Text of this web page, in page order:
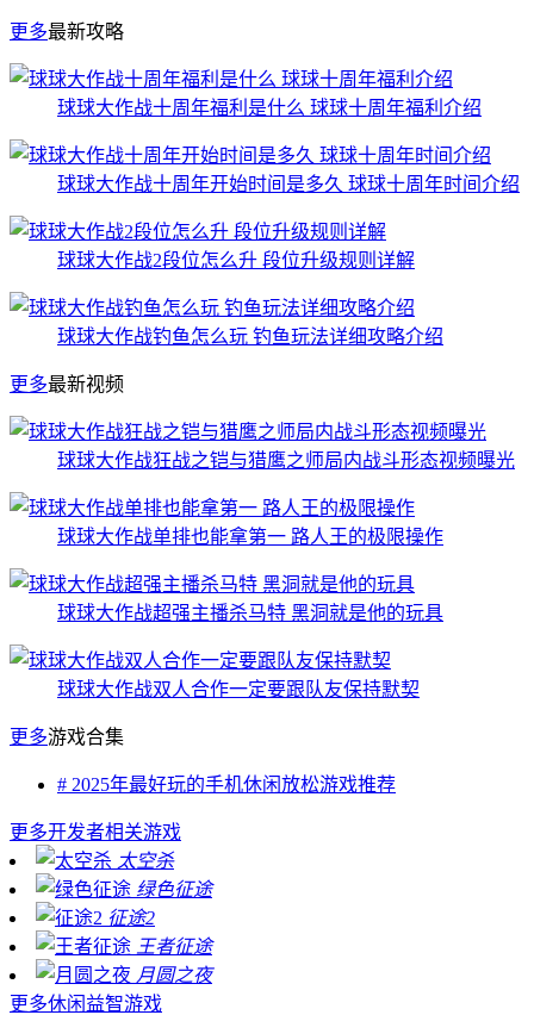
更多最新攻略
球球大作战十周年福利是什么 球球十周年福利介绍
球球大作战十周年开始时间是多久 球球十周年时间介绍
球球大作战2段位怎么升 段位升级规则详解
球球大作战钓鱼怎么玩 钓鱼玩法详细攻略介绍
更多最新视频
球球大作战狂战之铠与猎鹰之师局内战斗形态视频曝光
球球大作战单排也能拿第一 路人王的极限操作
球球大作战超强主播杀马特 黑洞就是他的玩具
球球大作战双人合作一定要跟队友保持默契
更多游戏合集
# 2025年最好玩的手机休闲放松游戏推荐
更多开发者相关游戏
太空杀
绿色征途
征途2
王者征途
月圆之夜
更多休闲益智游戏